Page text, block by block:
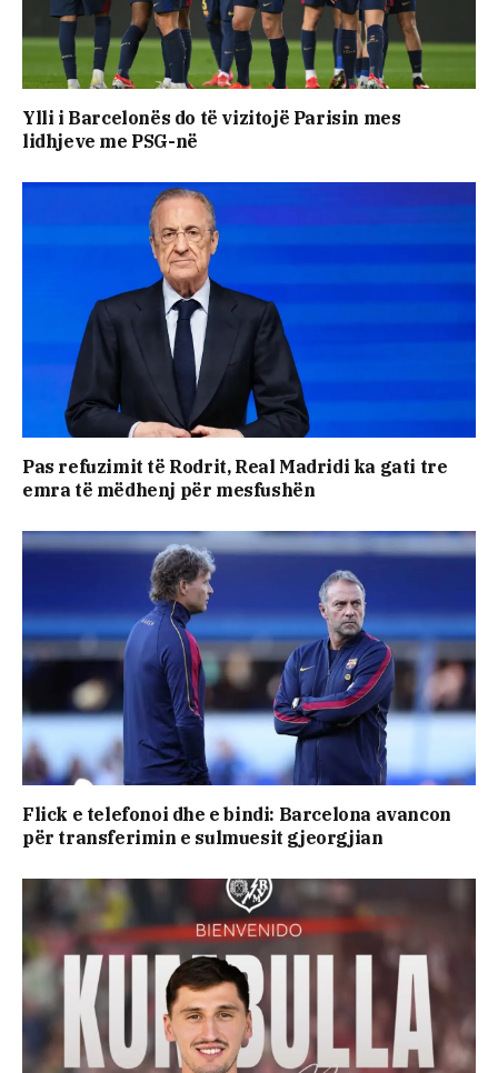
Ylli i Barcelonës do të vizitojë Parisin mes
lidhjeve me PSG-në
Pas refuzimit të Rodrit, Real Madridi ka gati tre
emra të mëdhenj për mesfushën
Flick e telefonoi dhe e bindi: Barcelona avancon
për transferimin e sulmuesit gjeorgjian